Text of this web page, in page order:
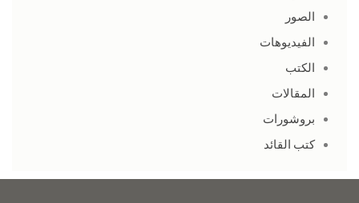
الصور
الفيديوهات
الكتب
المقالات
بروشورات
كتب القائد